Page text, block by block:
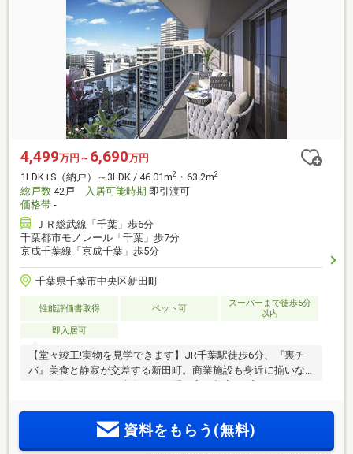
4,499万円～ 6,690万円
1LDK+S（納戸）～3LDK / 46.01m2 ・63.2m2
総戸数 42戸 入居可能時期 即引渡可
価格帯 -
ＪＲ総武線「千葉」歩6分
千葉都市モノレール「千葉」歩7分
京成千葉線「京成千葉」歩5分
千葉県千葉市中央区新田町
性能評価書取得 ペット可
スーパーまで徒歩5分
以内
即入居可
【堂々竣工!実物を見学できます】JR千葉駅徒歩6分、『裏チ
バ』美食と静寂が交差する新田町。商業施設も身近に揃いな
部屋率66％の42邸。46m2超・4400万円台・月々9万円台～[頭
金49万円・ボーナス時加算額0円]資料をもらう(無料)